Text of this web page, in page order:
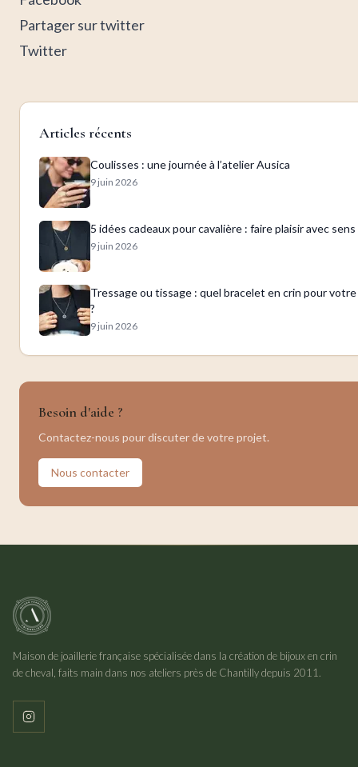
Partager sur twitter
Twitter
Articles récents
Coulisses : une journée à l’atelier Ausica
9 juin 2026
5 idées cadeaux pour cavalière : faire plaisir avec sens
9 juin 2026
Tressage ou tissage : quel bracelet en crin pour
?
9 juin 2026
Besoin d'aide ?
Contactez-nous pour discuter de votre projet.
Nous contacter
Maison de joaillerie française spécialisée dans la création de bijoux en crin
de cheval, faits main dans nos ateliers près de Chantilly depuis 2011.